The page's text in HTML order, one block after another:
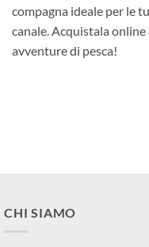
compagna ideale per le
canale. Acquistala
avventure di pesca!
CHI SIAMO